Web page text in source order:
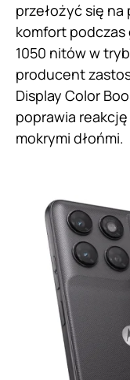
przełożyć się
komfort podczas
1050 nitów w
producent
Display Color
poprawia
mokrymi dłońmi.